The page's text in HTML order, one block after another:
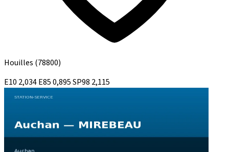
Houilles (78800)
E10 2,034E850,895SP98 2,115